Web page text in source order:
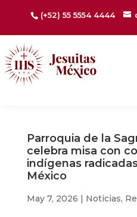
(+52) 55 5554 4444
Parroquia de la
celebra misa con
indígenas
México
May 7, 2026 | Noticias,